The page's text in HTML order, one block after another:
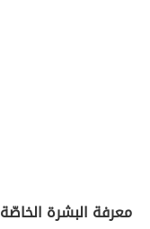
معرفة البشرة الخاصّة